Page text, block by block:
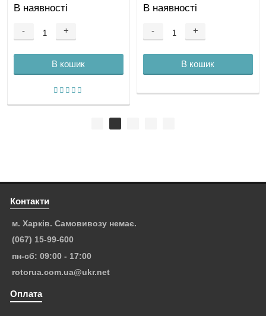
В наявності
- +
В кошик
В наявності
- +
В кошик
Контакти
м. Харків. Самовивозу немає.
(067) 15-99-600
пн-сб: 09:00 - 17:00
rotorua.com.ua@ukr.net
Оплата